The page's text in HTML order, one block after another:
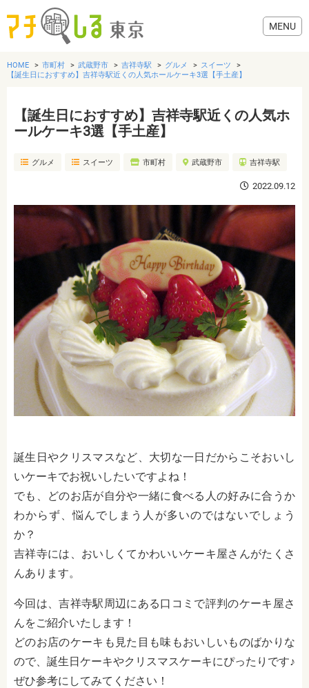
グルメ
美容・健康
歯医者・病院
おでかけ
HOME 市町村 武蔵野市 吉祥寺駅 グルメ
スイーツ
【誕生日におすすめ】吉祥寺駅近くの人気ホールケーキ3選【手土産】
【誕生日におすすめ】吉祥寺駅近くの人気ホ
ールケーキ3選【手土産】
グルメ スイーツ 市町村 武蔵野市 吉祥寺駅
2022.09.12
誕生日やクリスマスなど、大切な一日だからこそおいし
いケーキでお祝いしたいですよね！
でも、どのお店が自分や一緒に食べる人の好みに合うか
わからず、悩んでしまう人が多いのではないでしょう
か？
吉祥寺には、おいしくてかわいいケーキ屋さんがたくさ
んあります。
今回は、吉祥寺駅周辺にある口コミで評判のケーキ屋さ
んをご紹介いたします！
どのお店のケーキも見た目も味もおいしいものばかりな
ので、誕生日ケーキやクリスマスケーキにぴったりです♪
ぜひ参考にしてみてください！